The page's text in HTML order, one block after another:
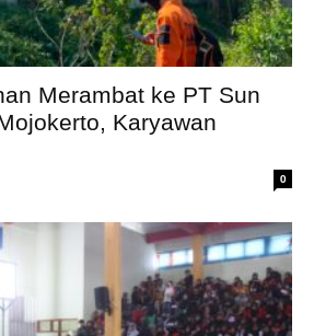
Merambat ke PT Sun
Karyawan
0